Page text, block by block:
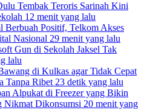
Tembak Teroris Sarinah Kini
12 menit yang lalu
Berbuah Positif, Telkom Akses
Nasional 29 menit yang lalu
Gun di Sekolah Jaksel Tak
lalu
di Kulkas agar Tidak Cepat
Tanpa Ribet 23 detik yang lalu
Alpukat di Freezer yang Bikin
Nikmat Dikonsumsi 20 menit yang